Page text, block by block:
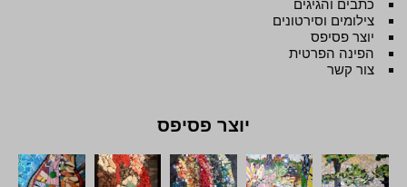
כתבים והגיגים
צילומים וסירטונים
יוצר פסיפס
הפינה הפרטית
צור קשר
יוצר פסיפס